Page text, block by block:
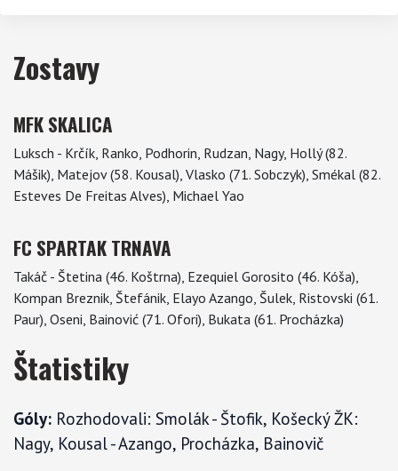
Zostavy
MFK SKALICA
Luksch - Krčík, Ranko, Podhorin, Rudzan, Nagy, Hollý (82.
Mášik), Matejov (58. Kousal), Vlasko (71. Sobczyk), Smékal (82.
Esteves De Freitas Alves), Michael Yao
FC SPARTAK TRNAVA
Takáč - Štetina (46. Koštrna), Ezequiel Gorosito (46. Kóša),
Kompan Breznik, Štefánik, Elayo Azango, Šulek, Ristovski (61.
Paur), Oseni, Bainović (71. Ofori), Bukata (61. Procházka)
Štatistiky
Góly: Rozhodovali: Smolák - Štofik, Košecký ŽK:
Nagy, Kousal - Azango, Procházka, Bainovič